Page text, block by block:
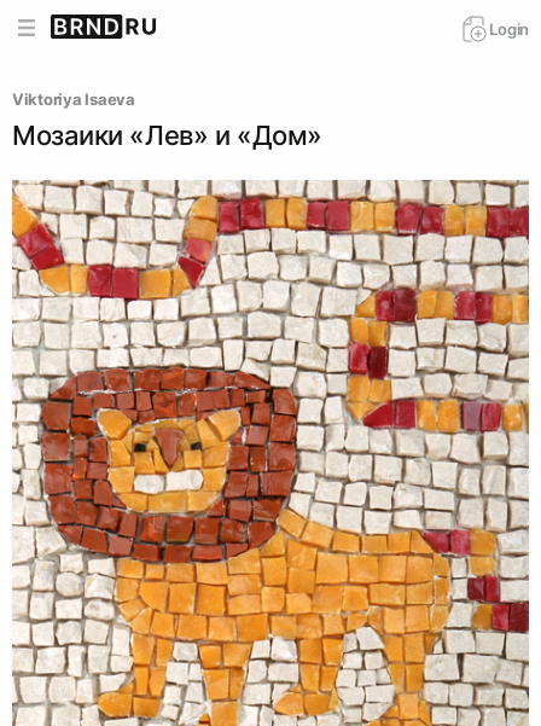
Login
Viktoriya Isaeva
Мозаики «Лев» и «Дом»